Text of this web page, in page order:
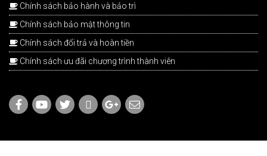
Chính sách bảo hành và bảo trì
Chính sách bảo mật thông tin
Chính sách đổi trả và hoàn tiền
Chính sách ưu đãi chương trình thành viên